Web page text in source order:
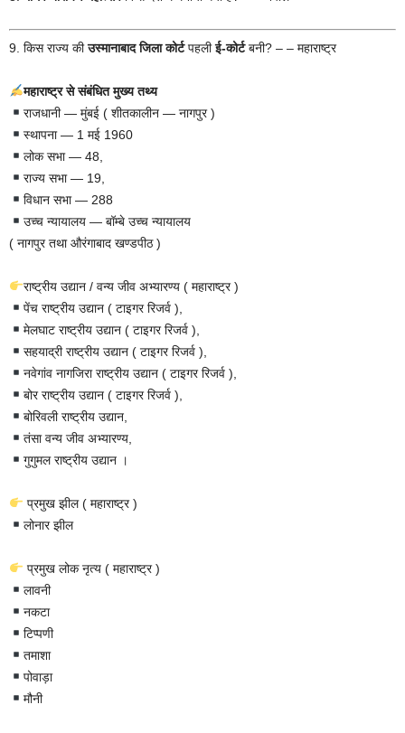
9. किस राज्य कीउस्मानाबाद जिला कोर्टपहलीई-कोर्टबनी? – – महाराष्ट्र
महाराष्ट्र से संबंधित मुख्य तथ्य
राजधानी — मुंबई ( शीतकालीन — नागपुर )
स्थापना — 1 मई 1960
लोक सभा — 48,
राज्य सभा — 19,
विधान सभा — 288
उच्च न्यायालय — बॉम्बे उच्च न्यायालय
( नागपुर तथा औरंगाबाद खण्डपीठ )
राष्ट्रीय उद्यान / वन्य जीव अभ्यारण्य ( महाराष्ट्र )
पेंच राष्ट्रीय उद्यान ( टाइगर रिजर्व ),
मेलघाट राष्ट्रीय उद्यान ( टाइगर रिजर्व ),
सहयाद्री राष्ट्रीय उद्यान ( टाइगर रिजर्व ),
नवेगांव नागजिरा राष्ट्रीय उद्यान ( टाइगर रिजर्व ),
बोर राष्ट्रीय उद्यान ( टाइगर रिजर्व ),
बोरिवली राष्ट्रीय उद्यान,
तंसा वन्य जीव अभ्यारण्य,
गुगुमल राष्ट्रीय उद्यान ।
प्रमुख झील ( महाराष्ट्र )
लोनार झील
प्रमुख लोक नृत्य ( महाराष्ट्र )
लावनी
नकटा
टिप्पणी
तमाशा
पोवाड़ा
मौनी